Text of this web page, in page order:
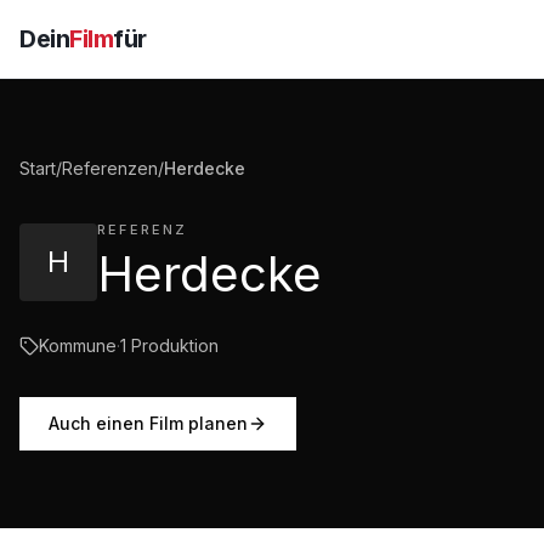
DeinFilmfür
Start/Referenzen/Herdecke
H
REFERENZ
Herdecke
Kommune·1 Produktion
Auch einen Film planen